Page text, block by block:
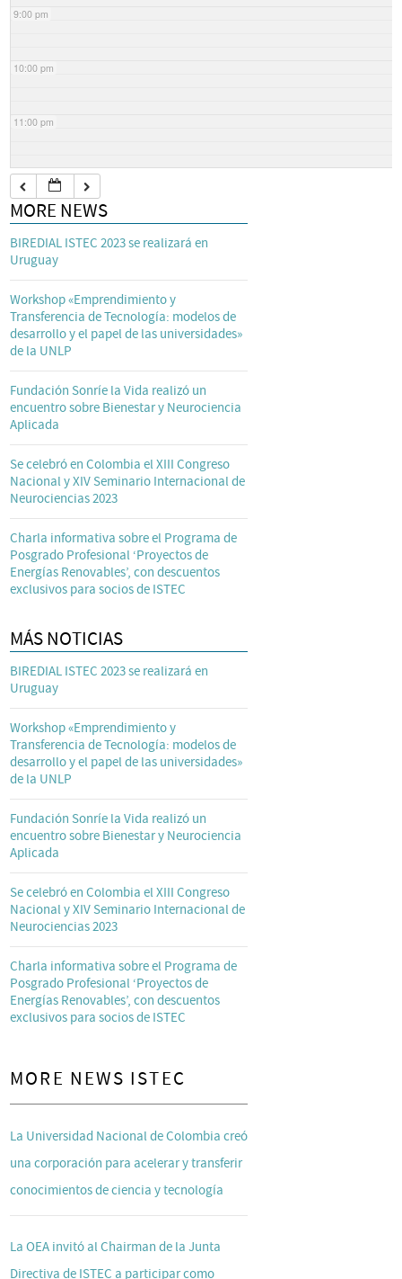
9:00 pm
10:00 pm
11:00 pm
MORE NEWS
BIREDIAL ISTEC 2023 se realizará en
Uruguay
Workshop «Emprendimiento y
Transferencia de Tecnología: modelos de
desarrollo y el papel de las universidades»
de la UNLP
Fundación Sonríe la Vida realizó un
encuentro sobre Bienestar y Neurociencia
Aplicada
Se celebró en Colombia el XIII Congreso
Nacional y XIV Seminario Internacional de
Neurociencias 2023
Charla informativa sobre el Programa de
Posgrado Profesional ‘Proyectos de
Energías Renovables’, con descuentos
exclusivos para socios de ISTEC
MÁS NOTICIAS
BIREDIAL ISTEC 2023 se realizará en
Uruguay
Workshop «Emprendimiento y
Transferencia de Tecnología: modelos de
desarrollo y el papel de las universidades»
de la UNLP
Fundación Sonríe la Vida realizó un
encuentro sobre Bienestar y Neurociencia
Aplicada
Se celebró en Colombia el XIII Congreso
Nacional y XIV Seminario Internacional de
Neurociencias 2023
Charla informativa sobre el Programa de
Posgrado Profesional ‘Proyectos de
Energías Renovables’, con descuentos
exclusivos para socios de ISTEC
MORE NEWS ISTEC
La Universidad Nacional de Colombia creó
una corporación para acelerar y transferir
conocimientos de ciencia y tecnología
La OEA invitó al Chairman de la Junta
Directiva de ISTEC a participar como